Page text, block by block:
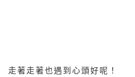
走著走著也遇到心頭好呢！